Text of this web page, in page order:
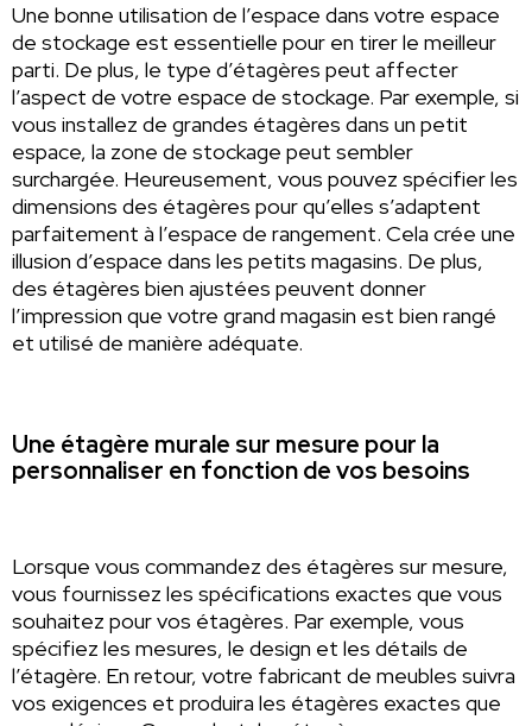
Une bonne utilisation de l’espace dans votre espace
de stockage est essentielle pour en tirer le meilleur
parti. De plus, le type d’étagères peut affecter
l’aspect de votre espace de stockage. Par exemple, si
vous installez de grandes étagères dans un petit
espace, la zone de stockage peut sembler
surchargée. Heureusement, vous pouvez spécifier les
dimensions des étagères pour qu’elles s’adaptent
parfaitement à l’espace de rangement. Cela crée une
illusion d’espace dans les petits magasins. De plus,
des étagères bien ajustées peuvent donner
l’impression que votre grand magasin est bien rangé
et utilisé de manière adéquate.
Une étagère murale sur mesure pour la
personnaliser en fonction de vos besoins
Lorsque vous commandez des étagères sur mesure,
vous fournissez les spécifications exactes que vous
souhaitez pour vos étagères. Par exemple, vous
spécifiez les mesures, le design et les détails de
l’étagère. En retour, votre fabricant de meubles suivra
vos exigences et produira les étagères exactes que